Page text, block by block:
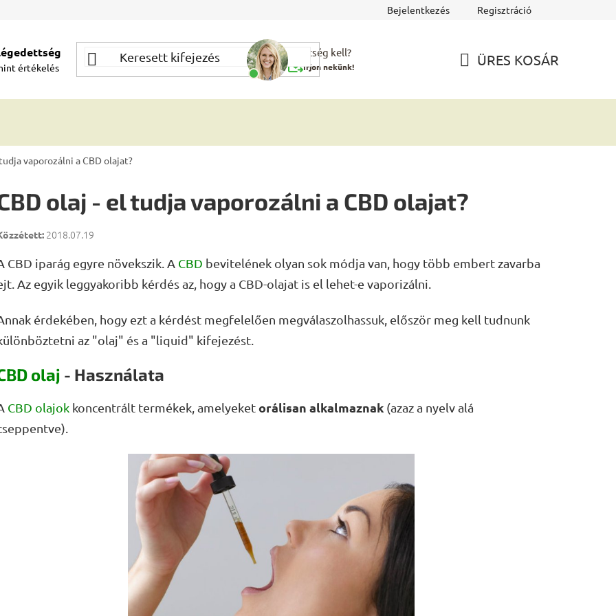
Bejelentkezés Regisztráció
értékelés
Segítség kell?
Írjon nekünk! ÜRES KOSÁR
vaporozálni a CBD olajat?
olaj - el tudja vaporozálni a CBD olajat?
2018.07.19
CBD iparág egyre növekszik. A CBD bevitelének olyan sok módja van, hogy több embert zavarba
Az egyik leggyakoribb kérdés az, hogy a CBD-olajat is el lehet-e vaporizálni.
érdekében, hogy ezt a kérdést megfelelően megválaszolhassuk, először meg kell tudnunk
az "olaj" és a "liquid" kifejezést.
olaj - Használata
CBD olajok koncentrált termékek, amelyeketorálisan alkalmaznak (azaz a nyelv alá